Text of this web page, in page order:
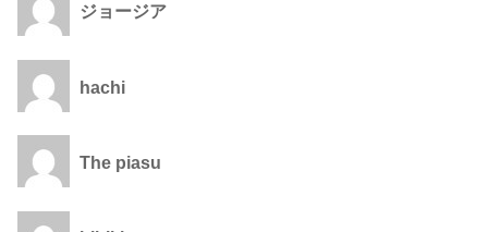
ジョージア
hachi
The piasu